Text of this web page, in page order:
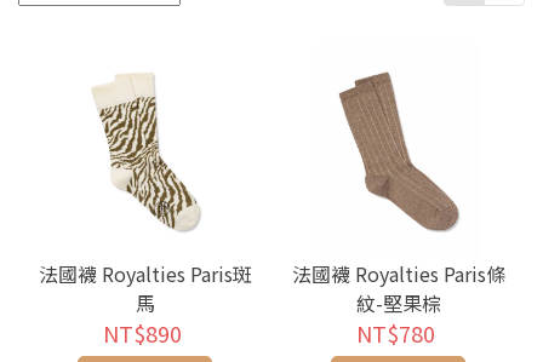
法國襪 Royalties Paris斑
馬
NT$890
法國襪 Royalties Paris條
紋-堅果棕
NT$780